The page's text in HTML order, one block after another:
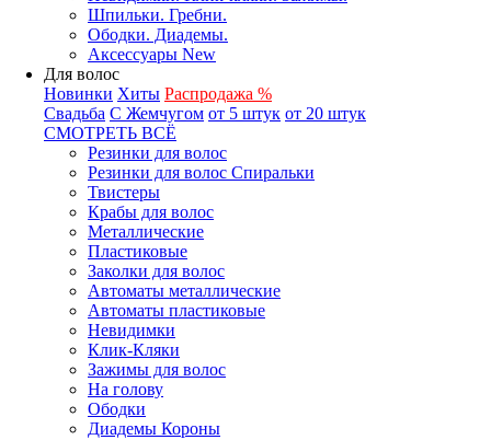
Шпильки. Гребни.
Ободки. Диадемы.
Аксессуары New
Для волос
Новинки Хиты Распродажа %
Свадьба С Жемчугом от 5 штук от 20 штук
СМОТРЕТЬ ВСЁ
Резинки для волос
Резинки для волос Спиральки
Твистеры
Крабы для волос
Металлические
Пластиковые
Заколки для волос
Автоматы металлические
Автоматы пластиковые
Невидимки
Клик-Кляки
Зажимы для волос
На голову
Ободки
Диадемы Короны